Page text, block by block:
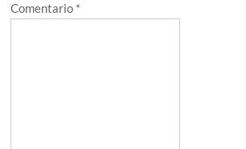
Comentario *